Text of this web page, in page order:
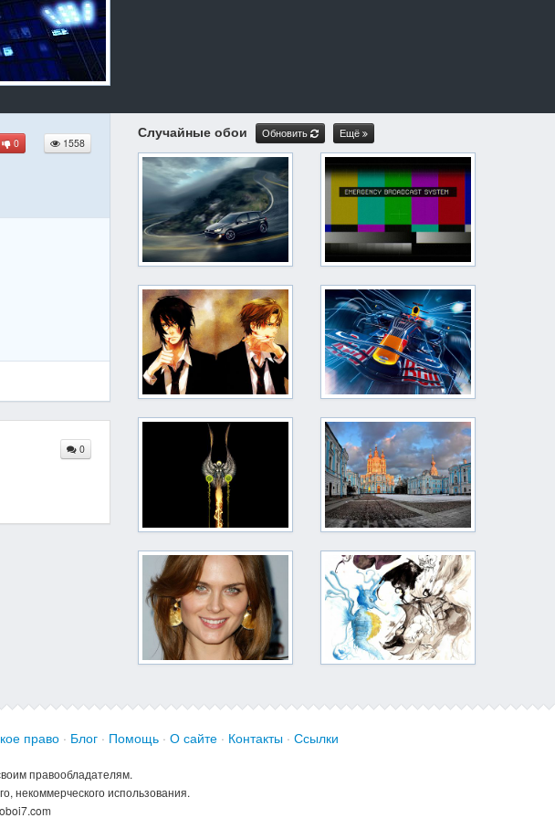
0 1558
0
Случайные обои Обновить Ещё
право · Блог · Помощь · О сайте · Контакты · Ссылки
правообладателям.
некоммерческого использования.